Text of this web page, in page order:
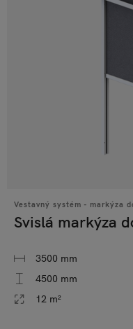
Vestavný systém - markýza
Svislá markýza
3500 mm
4500 mm
12 m²